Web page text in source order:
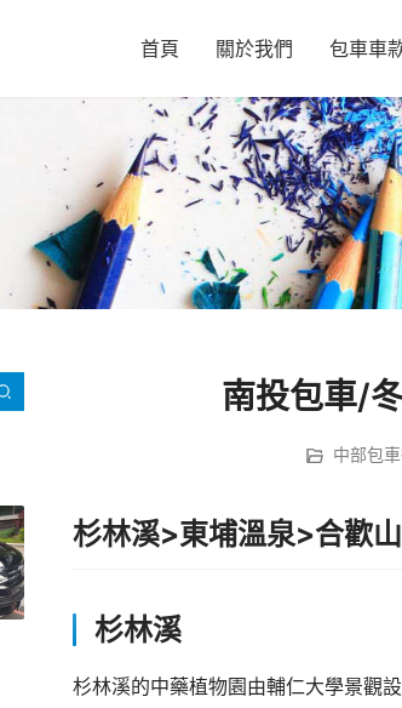
首頁 關於我們 包車車
南投包車/
中部包
杉林溪>東埔溫泉>合歡山
杉林溪
杉林溪的中藥植物園由輔仁大學景觀